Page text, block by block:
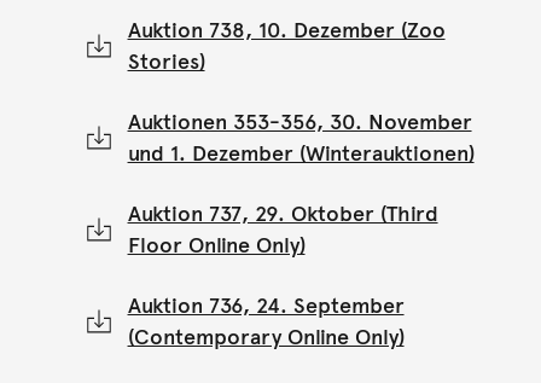
Auktion 738, 10. Dezember (Zoo
Stories)
Auktionen 353-356, 30. November
und 1. Dezember (Winterauktionen)
Auktion 737, 29. Oktober (Third
Floor Online Only)
Auktion 736, 24. September
(Contemporary Online Only)